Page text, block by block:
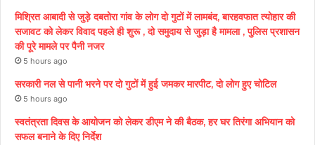
मिश्रित आबादी से जुड़े दबतोरा गांव के लोग दो गुटों में लामबंद, बारहवफात त्योहार की
सजावट को लेकर विवाद पहले ही शुरू , दो समुदाय से जुड़ा है मामला , पुलिस प्रशासन
की पूरे मामले पर पैनी नजर
5 hours ago
सरकारी नल से पानी भरने पर दो गुटों में हुई जमकर मारपीट, दो लोग हुए चोटिल
5 hours ago
स्वतंत्रता दिवस के आयोजन को लेकर डीएम ने की बैठक, हर घर तिरंगा अभियान को
सफल बनाने के दिए निर्देश